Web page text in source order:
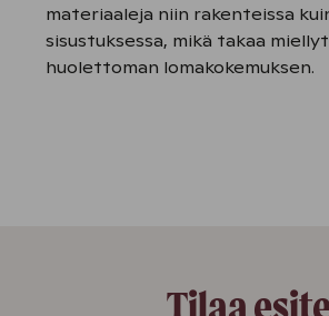
materiaaleja niin rakenteissa
sisustuksessa, mikä takaa
huolettoman lomakokemuksen.